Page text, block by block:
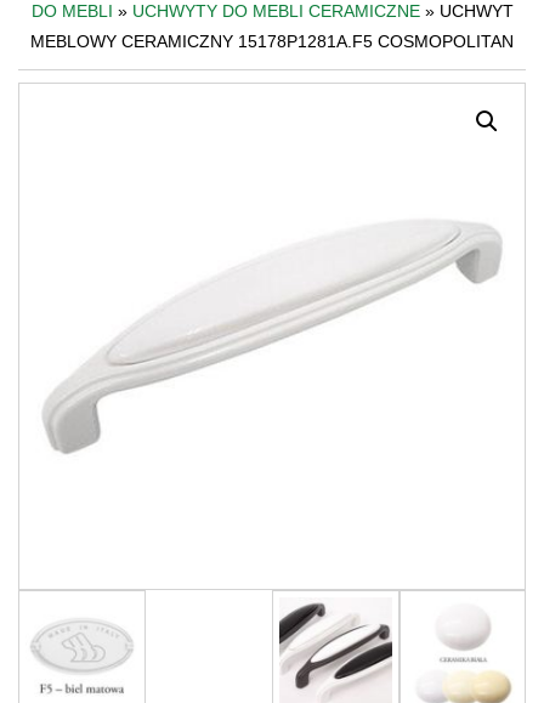
DO MEBLI » UCHWYTY DO MEBLI CERAMICZNE » UCHWYT
MEBLOWY CERAMICZNY 15178P1281A.F5 COSMOPOLITAN